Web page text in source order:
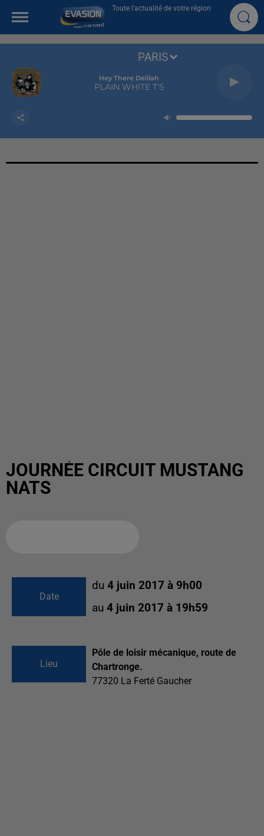
Toute l'actualité de votre région
Hey There Delilah
PLAIN WHITE T'S
PARIS
JOURNÉE CIRCUIT MUSTANG
NATS
Date
du 4 juin 2017 à 9h00
au 4 juin 2017 à 19h59
Lieu
Pôle de loisir mécanique, route de
Chartronge.
77320 La Ferté Gaucher